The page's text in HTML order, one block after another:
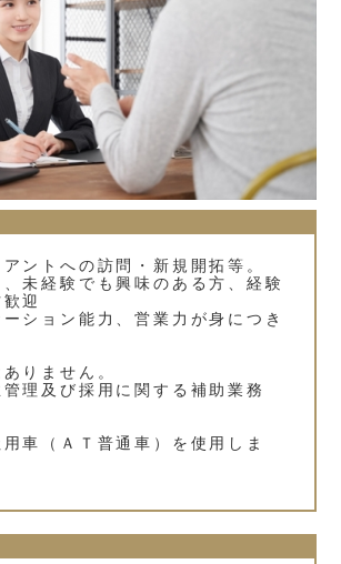
ントへの訪問・新規開拓等。
、未経験でも興味のある方、経験
迎
ーション能力、営業力が身につき
りません。
管理及び採用に関する補助業務
車（ＡＴ普通車）を使用しま